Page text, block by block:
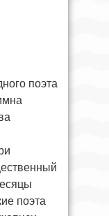
поэта
поэта